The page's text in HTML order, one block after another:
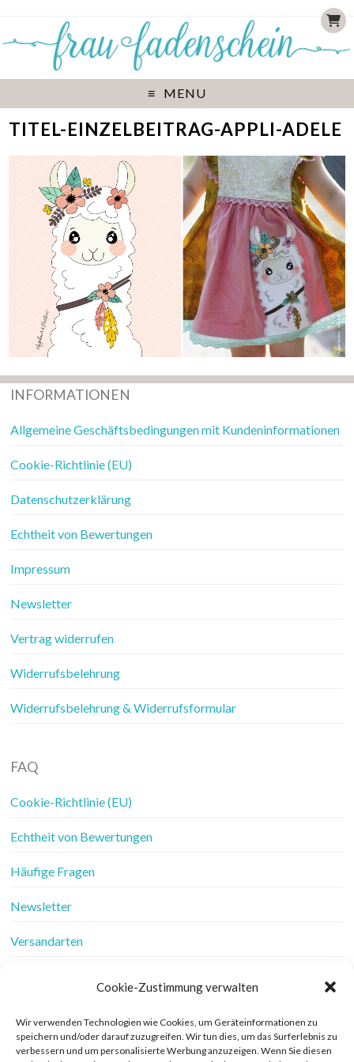
Cookie-Zustimmung verwalten
Wir verwenden Technologien wie Cookies, um Geräteinformationen zu
speichern und/oder darauf zuzugreifen. Wir tun dies, um das Surferlebnis zu
verbessern und um personalisierte Werbung anzuzeigen. Wenn Sie diesen
MENU
TITEL-EINZELBEITRAG-APPLI-ADELE
INFORMATIONEN
Allgemeine Geschäftsbedingungen mit Kundeninformationen
Cookie-Richtlinie (EU)
Datenschutzerklärung
Echtheit von Bewertungen
Impressum
Newsletter
Vertrag widerrufen
Widerrufsbelehrung
Widerrufsbelehrung & Widerrufsformular
FAQ
Cookie-Richtlinie (EU)
Echtheit von Bewertungen
Häufige Fragen
Newsletter
Versandarten
Werbung